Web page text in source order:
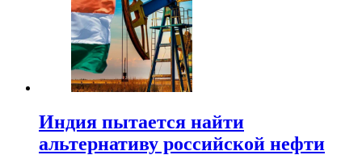
Индия пытается найти
альтернативу российской нефти